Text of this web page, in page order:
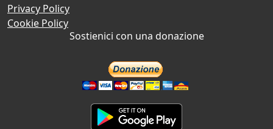
Privacy Policy
Cookie Policy
Sostienici con una donazione